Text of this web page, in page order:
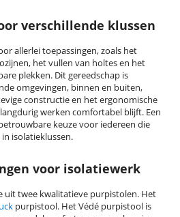
verschillende klussen
allerleitoepassingen, zoals het
het vullen van holtes en het
plekken. Dit gereedschap is
omgevingen, binnen en buiten,
constructie en het ergonomische
werken comfortabel blijft. Een
keuze voor iedereen die
isolatieklussen.
voor isolatiewerk
uit twee kwalitatieve purpistolen. Het
purpistool. HetVédé purpistool is